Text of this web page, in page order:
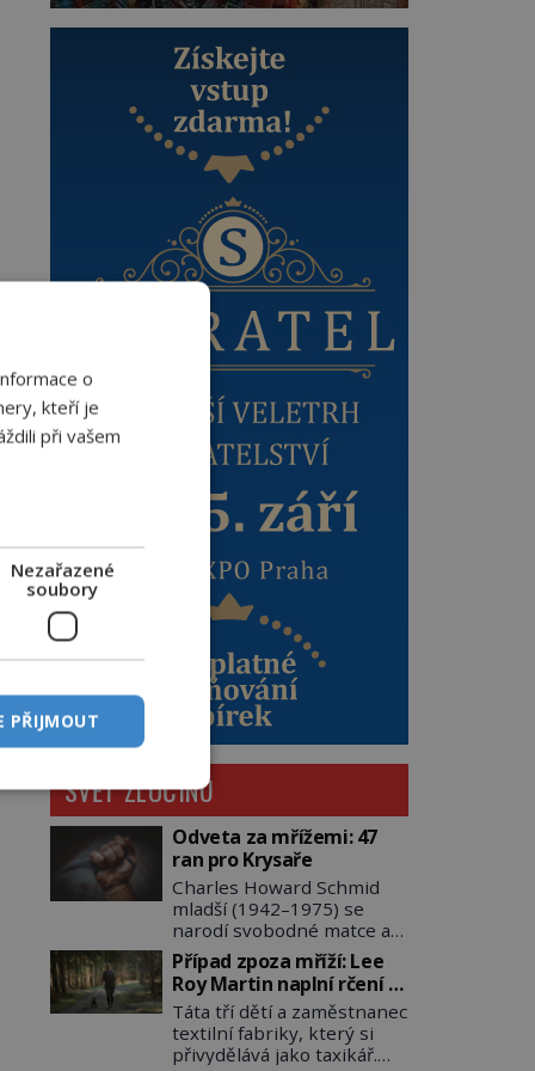
SVĚT ZLOČINU
Odveta za mřížemi: 47
ran pro Krysaře
Charles Howard Schmid
mladší (1942–1975) se
narodí svobodné matce a
adoptují ho provozovatelé
pečovatelského domu
Charles a Katharine
Schmidovi. Synek jim
mnoho radosti nepřinese.
Mezi přáteli v arizonském
Případ zpoza mříží: Lee
Roy Martin naplní rčení o
volání do lesa
Táta tří dětí a zaměstnanec
textilní fabriky, který si
přivydělává jako taxikář.
o
kteří je
při vašem
Nezařazené
soubory
PŘIJMOUT